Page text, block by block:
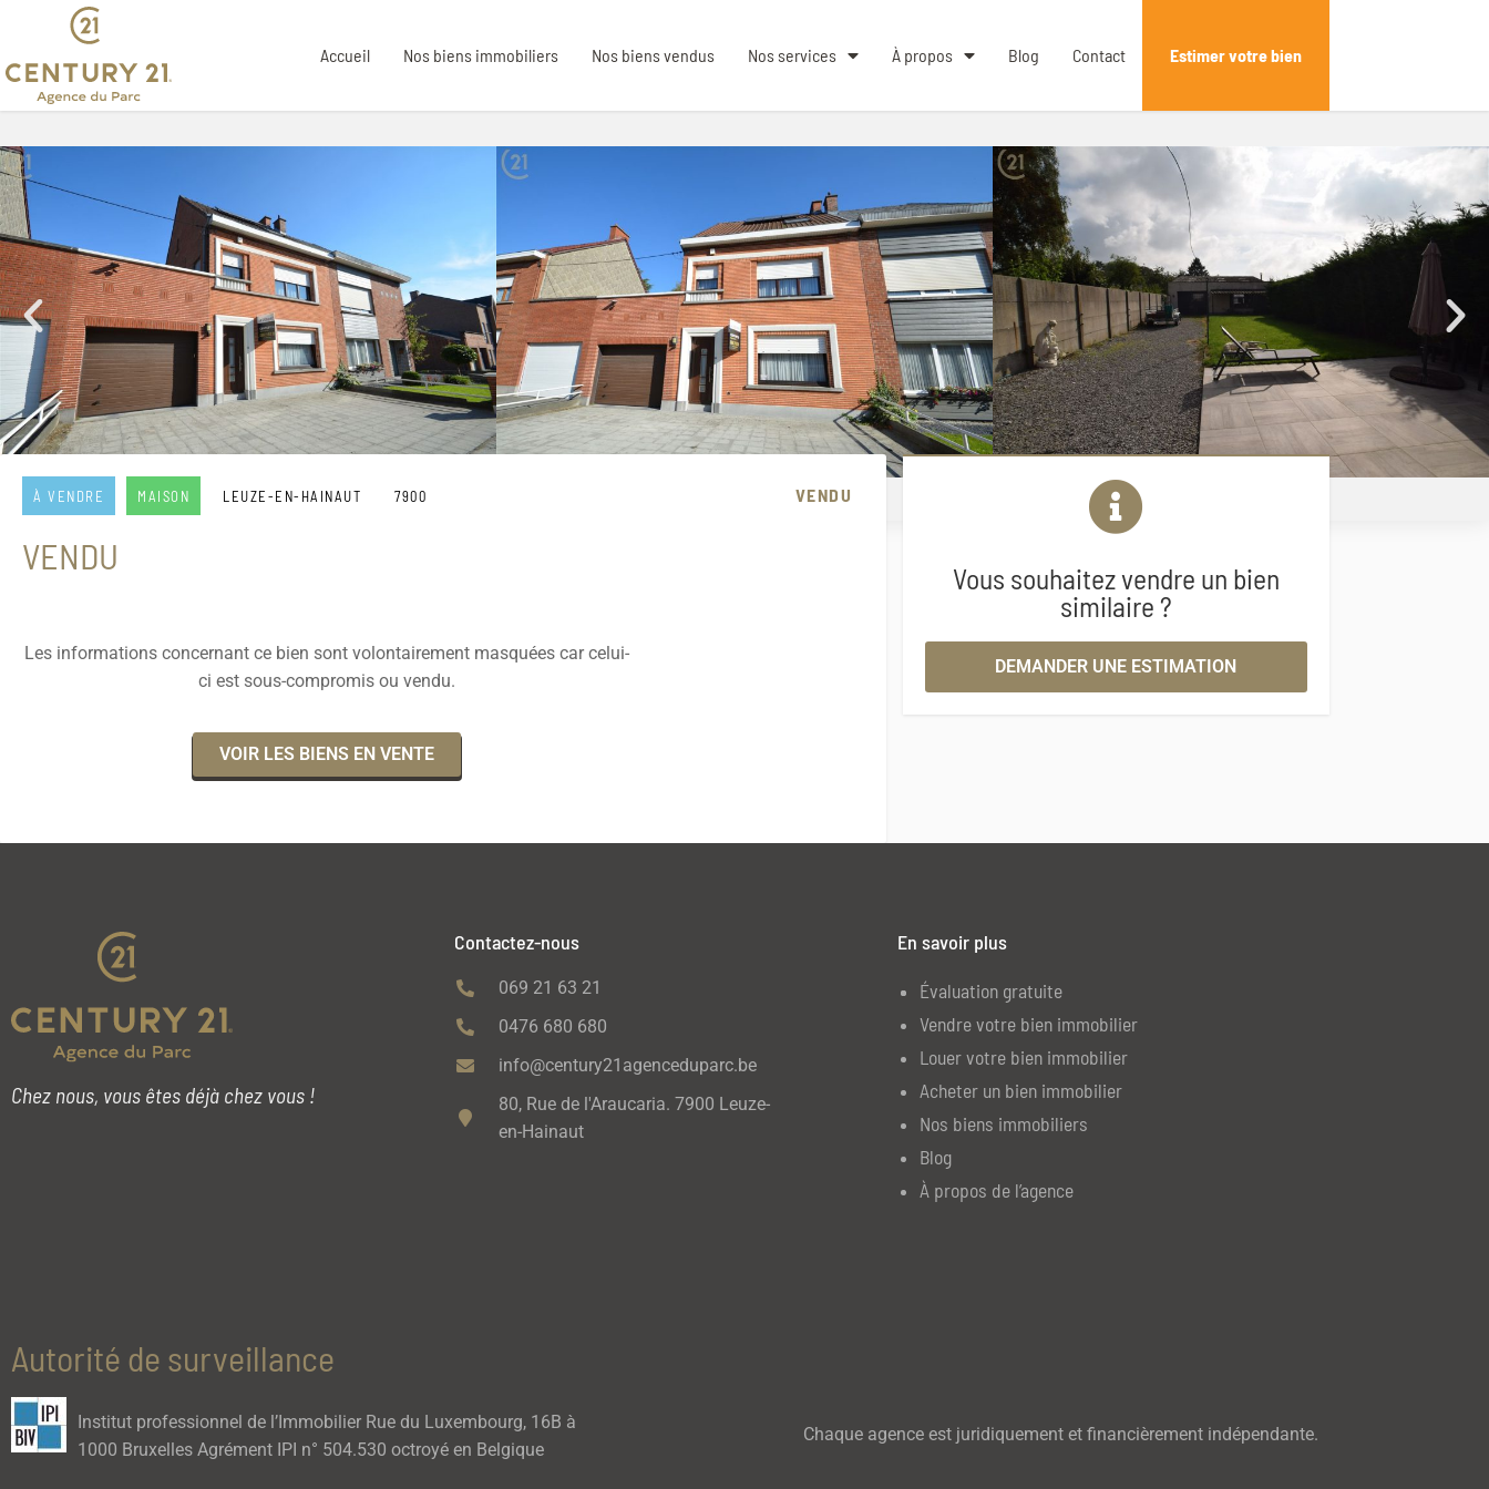
Accueil Nos biens immobiliers Nos biens vendus Nos services À propos Blog Contact Estimer votre bien
À VENDRE MAISON LEUZE-EN-HAINAUT 7900 VENDU
VENDU
Les informations concernant ce bien sont volontairement masquées car celui-
ci est sous-compromis ou vendu.
VOIR LES BIENS EN VENTE
Vous souhaitez vendre un bien
similaire ?
DEMANDER UNE ESTIMATION
Chez nous, vous êtes déjà chez vous !
Contactez-nous
069 21 63 21
0476 680 680
info@century21agenceduparc.be
80, Rue de l'Araucaria. 7900 Leuze-
en-Hainaut
En savoir plus
Évaluation gratuite
Vendre votre bien immobilier
Louer votre bien immobilier
Acheter un bien immobilier
Nos biens immobiliers
Blog
À propos de l’agence
Autorité de surveillance
Institut professionnel de l’Immobilier Rue du Luxembourg, 16B à
1000 Bruxelles Agrément IPI n° 504.530 octroyé en Belgique
Chaque agence est juridiquement et financièrement indépendante.